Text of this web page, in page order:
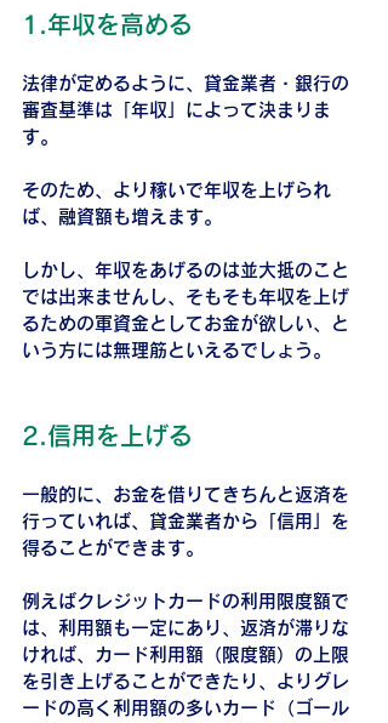
1.年収を高める
法律が定めるように、貸金業者・銀行の
審査基準は「年収」によって決まりま
す。
そのため、より稼いで年収を上げられ
ば、融資額も増えます。
しかし、年収をあげるのは並大抵のこと
では出来ませんし、そもそも年収を上げ
るための軍資金としてお金が欲しい、と
いう方には無理筋といえるでしょう。
2.信用を上げる
一般的に、お金を借りてきちんと返済を
行っていれば、貸金業者から「信用」を
得ることができます。
例えばクレジットカードの利用限度額で
は、利用額も一定にあり、返済が滞りな
ければ、カード利用額（限度額）の上限
を引き上げることができたり、よりグレ
ードの高く利用額の多いカード（ゴール